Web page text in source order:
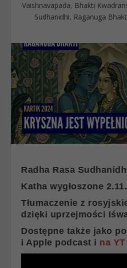
Vaishnavapada, Bhakti
Sudhanidhi, Raganuga
Radha Rasa
Katha wygłoszone
Tłumaczenie z
dzięki uprzejmości
Dostępne także jako
i Apple podcast i na YT